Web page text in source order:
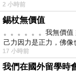
一個人醒來 刻意忽
一個人練習 直到忘
想隱身在 狂歡中的
卻反而被 孤單作
2 小時前
錫杖無價值
。。。。。。我無價
己力因力是正力，佛
17 小時前